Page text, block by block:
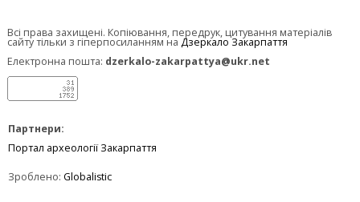
Всі права захищені. Копіювання, передрук, цитування матеріалів
сайту тільки з гіперпосиланням на Дзеркало Закарпаття
Електронна пошта: dzerkalo-zakarpattya@ukr.net
Партнери:
Портал археології Закарпаття
Зроблено: Globalistic